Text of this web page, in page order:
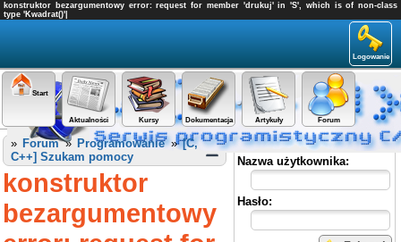
konstruktor bezargumentowy error: request for member 'drukuj' in 'S', which is of non-class
type 'Kwadrat()'|
Logowanie
Start
Aktualności Kursy Dokumentacja Artykuły Forum
Panel użytkownika
Nazwa użytkownika:
Hasło:
» Forum» Programowanie»[C,
C++] Szukam pomocy
konstruktor
bezargumentowy